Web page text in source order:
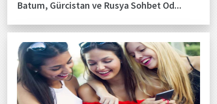
Batum, Gürcistan ve Rusya Sohbet Od...